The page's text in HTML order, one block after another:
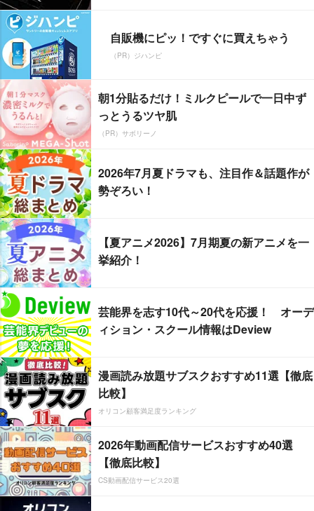
自販機にピッ！ですぐに買えちゃう
（PR）ジハンピ
朝1分貼るだけ！ミルクピールで一日中ず
っとうるツヤ肌
（PR）サボリーノ
2026年7月夏ドラマも、注目作＆話題作が
勢ぞろい！
【夏アニメ2026】7月期夏の新アニメを一
挙紹介！
芸能界を志す10代～20代を応援！ オーデ
ィション・スクール情報はDeview
漫画読み放題サブスクおすすめ11選【徹底
比較】
オリコン顧客満足度ランキング
2026年動画配信サービスおすすめ40選
【徹底比較】
CS動画配信サービス20選